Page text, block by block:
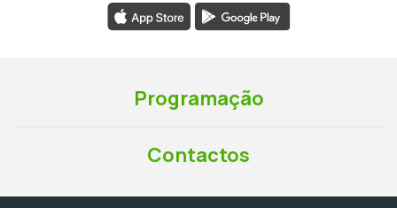
Programação
Contactos